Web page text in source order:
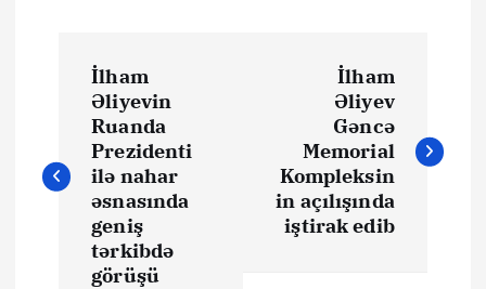
z
İlham
Əliyevin
Ruanda
Prezidenti
ilə nahar
əsnasında
geniş
tərkibdə
görüşü
İlham
Əliyev
Gəncə
Memorial
Kompleksin
in açılışında
iştirak edib